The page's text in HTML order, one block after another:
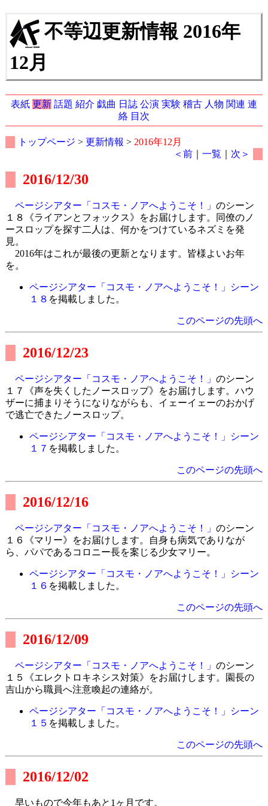
不等辺更新情報 2016年
12月
表紙 更新 話題 紹介 戯曲 日誌 公演 実験 稽古 人物 関連 連
絡 目次
トップページ > 更新情報 > 2016年12月
＜前 ｜一覧 次＞
2016/12/30
ページシアター「コスモ・ノアへようこそ！」 のシーン
１８《ライアンとフォックス》をお届けします。同僚のノ
ースロップを探す二人は、何かをつけているネズミを発
見。
2016年はこれが最後の更新となります。皆様よいお年
を。
ページシアター「コスモ・ノアへようこそ！」シーン
１８ を掲載しました。
このページの先頭へ
2016/12/23
ページシアター「コスモ・ノアへようこそ！」 のシーン
１７《声を失くしたノースロップ》をお届けします。ハウ
ザーに捕まりそうになりながらも、イェーイェーのおかげ
で逃亡できたノースロップ。
ページシアター「コスモ・ノアへようこそ！」シーン
１７ を掲載しました。
このページの先頭へ
2016/12/16
ページシアター「コスモ・ノアへようこそ！」 のシーン
１６《マリー》をお届けします。自身も病気でありなが
ら、パパであるコロニー長を案じる少女マリー。
ページシアター「コスモ・ノアへようこそ！」シーン
１６ を掲載しました。
このページの先頭へ
2016/12/09
ページシアター「コスモ・ノアへようこそ！」 のシーン
１５《エレクトロキネシス対策》をお届けします。園長の
吉山から職員へ注意喚起の連絡が。
ページシアター「コスモ・ノアへようこそ！」シーン
１５ を掲載しました。
このページの先頭へ
2016/12/02
早いもので今年もあと1ヶ月です。